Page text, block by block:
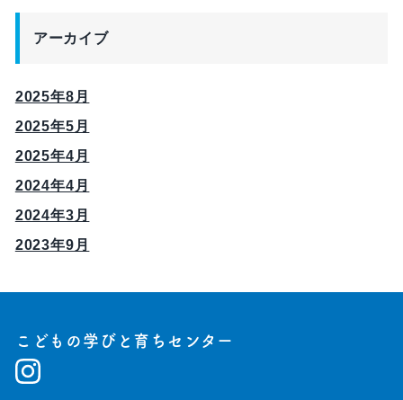
アーカイブ
2025年8月
2025年5月
2025年4月
2024年4月
2024年3月
2023年9月
こどもの学びと育ちセンター